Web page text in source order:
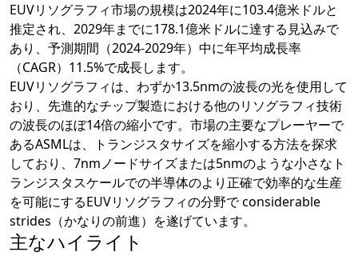
EUVリソグラフィ市場の規模は2024年に103.4億米ドルと
推定され、2029年までに178.1億米ドルに達する見込みで
あり、予測期間（2024-2029年）中に年平均成長率
（CAGR）11.5%で成長します。
EUVリソグラフィは、わずか13.5nmの波長の光を使用して
おり、先進的なチップ製造における他のリソグラフィ技術
の波長のほぼ14倍の縮小です。市場の主要なプレーヤーで
あるASMLは、トランジスタサイズを縮小する方法を探求
しており、7nmノードサイズまたは5nmのような小さなト
ランジスタスケールでの半導体のより正確で効率的な生産
を可能にするEUVリソグラフィの分野で considerable
strides（かなりの前進）を遂げています。
主なハイライト